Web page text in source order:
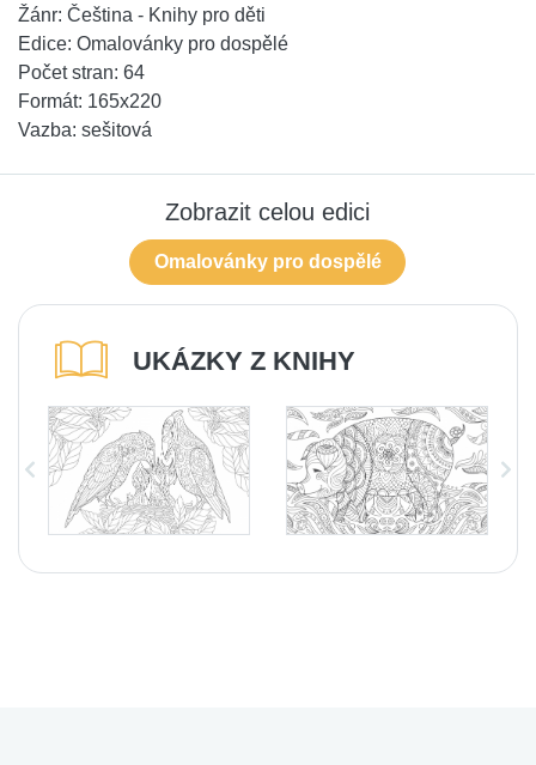
Žánr: Čeština - Knihy pro děti
Edice: Omalovánky pro dospělé
Počet stran: 64
Formát: 165x220
Vazba: sešitová
Zobrazit celou edici
Omalovánky pro dospělé
UKÁZKY Z KNIHY